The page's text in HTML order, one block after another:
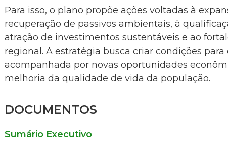
Para isso, o plano propõe ações voltadas à
recuperação de passivos ambientais, à
atração de investimentos sustentáveis e ao
regional. A estratégia busca criar condições
acompanhada por novas oportunidades
melhoria da qualidade de vida da população.
DOCUMENTOS
Sumário Executivo